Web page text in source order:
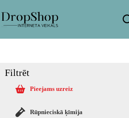
Filtrēt
Pieejams uzreiz
Rūpnieciskā ķīmija